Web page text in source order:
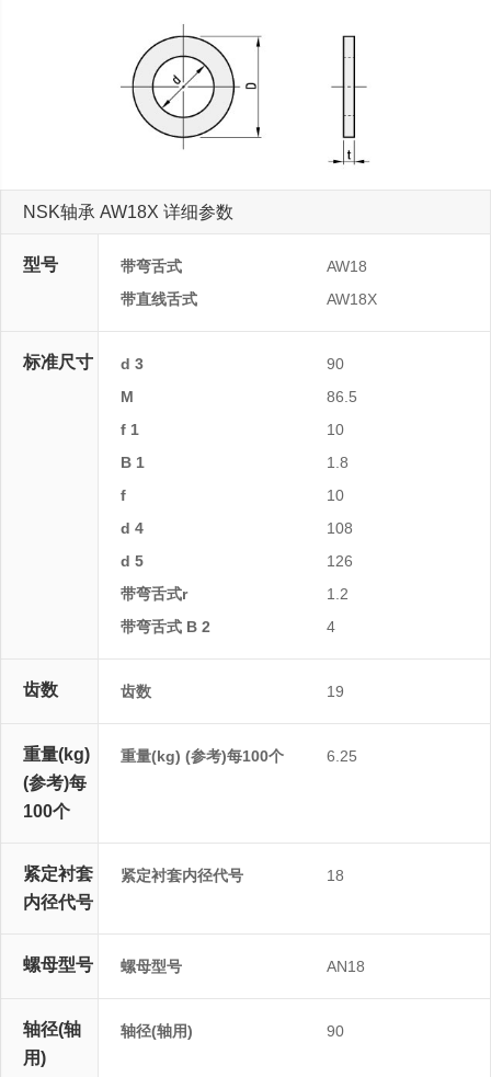
NSK轴承 AW18X 详细参数
型号 带弯舌式
AW18
带直线舌式
AW18X
标准尺寸 d 3
90
M
86.5
f 1
10
B 1
1.8
f
10
d 4
108
d 5
126
带弯舌式r
1.2
带弯舌式 B 2
4
齿数 齿数 19
重量(kg)
(参考)每
100个
重量(kg) (参考)每100个 6.25
紧定衬套
内径代号
紧定衬套内径代号 18
螺母型号 螺母型号 AN18
轴径(轴
用)
轴径(轴用) 90